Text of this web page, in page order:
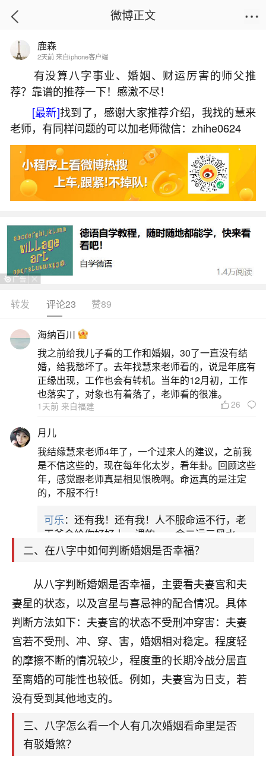
首页
婚姻在八字中怎么看出？
2026-07-09 13:28:59 14 10 赞
生活中像婚姻在八字中怎么看出？都是很常见
的问题，但是小问题不注意可能会引起大麻烦，下
面就这个问题给大家做一些解读：
一、婚姻不顺在八字命理中的迹象
在八字命理中，婚姻不顺的常见迹象包括比肩
劫财旺、官杀旺无印星化解、日支坐克星、以及正
财/官星与克星相连等，但需结合具体命局综合判
断，不可生搬硬套。以下为具体分析：比肩劫财旺
且无官杀制约比肩劫财代表同类竞争者（如朋友、
对手），若命局中比劫多且旺，且无官杀（如男命
的正官、七杀，女命的正官）制约，易导致婚姻
二、在八字中如何判断婚姻是否幸福？
从八字判断婚姻是否幸福，主要看夫妻宫和夫
妻星的状态，以及宫星与喜忌神的配合情况。具体
判断方法如下：夫妻宫的状态不受刑冲穿害：夫妻
宫若不受刑、冲、穿、害，婚姻相对稳定。程度轻
的摩擦不断的情况较少，程度重的长期冷战分居直
至离婚的可能性也较低。例如，夫妻宫为日支，若
没有受到其他地支的。
三、八字怎么看一个人有几次婚姻看命里是否
有驳婚煞？
微博正文
鹿森
2天前 来自iphone客户端
有没算八字事业、婚姻、财运厉害的师父推
荐？靠谱的推荐一下！感激不尽！
[最新]找到了，感谢大家推荐介绍，我找的慧来
老师，有同样问题的可以加老师微信：zhihe0624
转发 评论23 赞89
海纳百川
我之前给我儿子看的工作和婚姻，30了一直没有结
婚，给我愁坏了。去年找慧来老师看的，说是年底有
正缘出现，工作也会有转机。当年的12月初，工作
也落实了，对象也有着落了，老师看的很准。
1天前 来自福建 26
月儿
我结缘慧来老师4年了，一个过来人的建议，之前我
是不信这些的，现在每年化太岁，看年卦。回顾这些
年，感觉跟老师真是相见恨晚啊。命运真的是注定
的，不服不行！
可乐：还有我！还有我！人不服命运不行，老
天爷会给你好好上一课的。一命二运三风水，
哪样不服都不行！
卦，认识老师3年了，都是缘分啊！
17分钟前 来自湖北 19
心若莲花
我是做餐饮的，这两年，生意屡屡受挫，店开一家关
一家，要么生意不好，生意好的就出事。前些年攒的
家底快败光了，真是倒霉！我也想找人看看到底怎么
回事？
啊！
太阳当空赵